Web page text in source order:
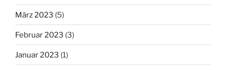
März 2023 (5)
Februar 2023 (3)
Januar 2023 (1)